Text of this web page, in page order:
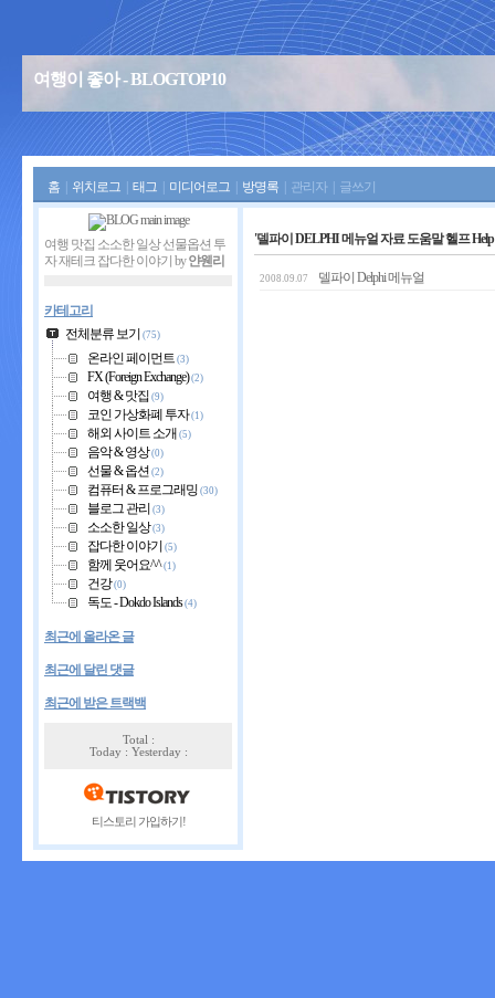
여행이 좋아 - BLOGTOP10
홈 위치로그 태그 미디어로그 방명록 관리자 글쓰기
'델파이 DELPHI 메뉴얼 자료 도움말 헬프
2008.09.07 델파이 Delphi 메뉴얼
여행 맛집 소소한 일상 선물옵션 투
자 재테크 잡다한 이야기 by얀웬리
카테고리
전체분류 보기 (75)
온라인 페이먼트 (3)
FX (Foreign Exchange)(2)
여행 & 맛집 (9)
코인 가상화폐 투자(1)
해외 사이트 소개 (5)
음악 & 영상(0)
선물 & 옵션 (2)
컴퓨터 & 프로그래밍 (30)
블로그 관리 (3)
소소한 일상(3)
잡다한 이야기 (5)
함께 웃어요^^(1)
건강(0)
독도 - Dokdo Islands(4)
최근에 올라온 글
최근에 달린 댓글
최근에 받은 트랙백
Total :
Today : Yesterday :
티스토리 가입하기!